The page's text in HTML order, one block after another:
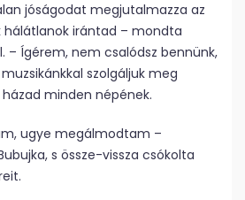
jóságodat megjutalmazza az
hálátlanok irántad – mondta
– Ígérem, nem csalódsz bennünk,
szolgáljuk meg
minden népének.
ugye megálmodtam –
s össze-vissza csókolta